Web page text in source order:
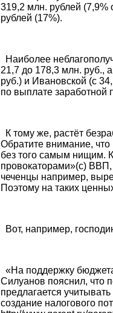
319,2 млн. рублей
рублей (17%).
Наиболее
21,7 до 178,3 млн. руб.,
руб.) и Ивановской (с
по выплате заработной
К тому же, растёт
Обратите внимание,
без того самым нищим.
провокаторами»(с) ВВП,
чеченцы например,
Поэтому на таких
Вот, например,
«На поддержку
Силуанов пояснил, что
предлагается
создание налогового